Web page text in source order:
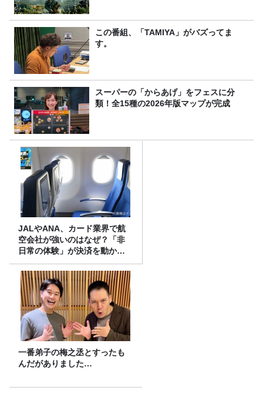
この番組、「TAMIYA」がバズってま
す。
スーパーの「からあげ」をフェスに分
類！全15種の2026年版マップが完成
JALやANA、カード業界で航
空会社が強いのはなぜ？「非
日常の体験」が決済を動かす
理由
一番弟子の梅之丞とすったも
んだがありました…